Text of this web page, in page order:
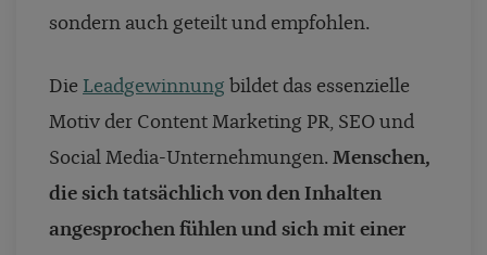
sondern auch geteilt und empfohlen.
Die Leadgewinnung bildet das essenzielle
Motiv der Content Marketing PR, SEO und
Social Media-Unternehmungen. Menschen,
die sich tatsächlich von den Inhalten
angesprochen fühlen und sich mit einer